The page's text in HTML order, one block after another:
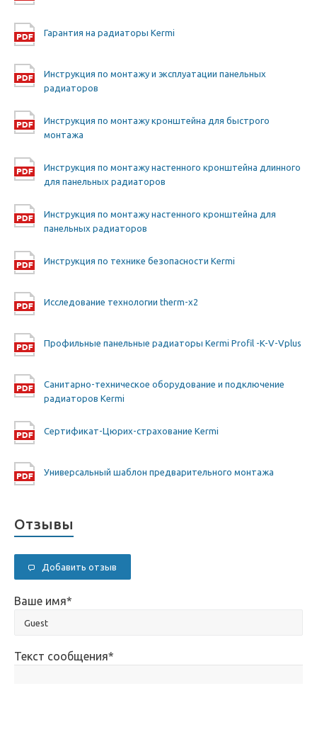
Гарантия на радиаторы Kermi
Инструкция по монтажу и эксплуатации панельных
радиаторов
Инструкция по монтажу кронштейна для быстрого
монтажа
Инструкция по монтажу настенного кронштейна длинного
для панельных радиаторов
Инструкция по монтажу настенного кронштейна для
панельных радиаторов
Инструкция по технике безопасности Kermi
Исследование технологии therm-x2
Профильные панельные радиаторы Kermi Profil -K-V-Vplus
Санитарно-техническое оборудование и подключение
радиаторов Kermi
Сертификат-Цюрих-страхование Kermi
Универсальный шаблон предварительного монтажа
Отзывы
Добавить отзыв
Ваше имя*
Текст сообщения*